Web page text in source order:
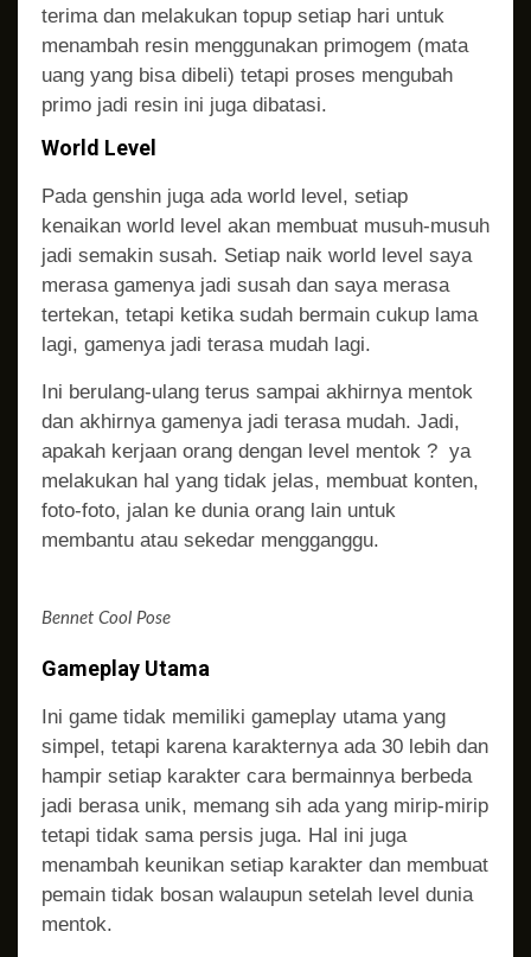
terima dan melakukan topup setiap hari untuk
menambah resin menggunakan primogem (mata
uang yang bisa dibeli) tetapi proses mengubah
primo jadi resin ini juga dibatasi.
World Level
Pada genshin juga ada world level, setiap
kenaikan world level akan membuat musuh-musuh
jadi semakin susah. Setiap naik world level saya
merasa gamenya jadi susah dan saya merasa
tertekan, tetapi ketika sudah bermain cukup lama
lagi, gamenya jadi terasa mudah lagi.
Ini berulang-ulang terus sampai akhirnya mentok
dan akhirnya gamenya jadi terasa mudah. Jadi,
apakah kerjaan orang dengan level mentok ? ya
melakukan hal yang tidak jelas, membuat konten,
foto-foto, jalan ke dunia orang lain untuk
membantu atau sekedar mengganggu.
Bennet Cool Pose
Gameplay Utama
Ini game tidak memiliki gameplay utama yang
simpel, tetapi karena karakternya ada 30 lebih dan
hampir setiap karakter cara bermainnya berbeda
jadi berasa unik, memang sih ada yang mirip-mirip
tetapi tidak sama persis juga. Hal ini juga
menambah keunikan setiap karakter dan membuat
pemain tidak bosan walaupun setelah level dunia
mentok.